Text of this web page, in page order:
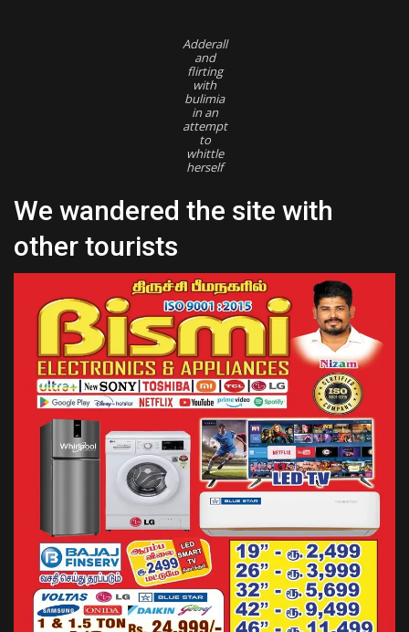
Adderall
and
flirting
with
bulimia
in an
attempt
to
whittle
herself
We wandered the site with
other tourists